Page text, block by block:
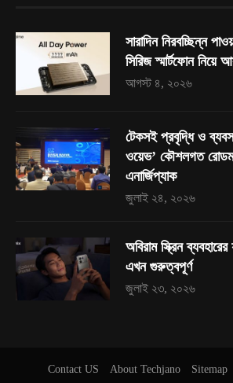
সারাদিন নিরবচ্ছিন্ন
সিরিজ স্মার্টফোন নিয়ে
আগস্ট ৪, ২০২৬
টেকসই প্রবৃদ্ধি ও
ওয়েভ’ কৌশলগত
এনার্জিপ্যাক
জুলাই ২৪, ২০২৬
অবিরাম স্ক্রিন
এখন গুরুত্বপূর্ণ
জুলাই ২৩, ২০২৬
Contact US About Techjano Sitemap